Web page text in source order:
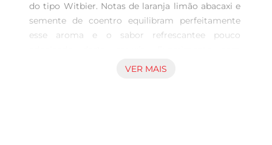
do tipo Witbier. Notas de laranja limão abacaxi e
semente de coentro equilibram perfeitamente
esse aroma e o sabor refrescantee pouco
saladas temperadas com limão peixes e frutos do
VER MAIS